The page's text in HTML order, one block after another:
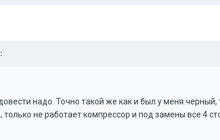
надо. Точно такой же как и был у меня
не работает компрессор и под замены все 4